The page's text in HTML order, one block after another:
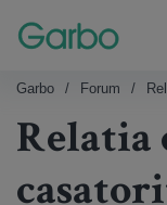
Garbo Forum
Relatia